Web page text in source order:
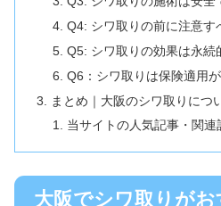
Q4: シワ取りの前に注意す
Q5: シワ取りの効果は永続
Q6：シワ取りは保険適用
まとめ｜大阪のシワ取りにつ
当サイトの人気記事・関連
大阪でシワ取りが